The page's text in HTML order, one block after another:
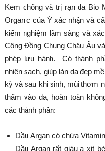
Kem chống và trị rạn da Bio
Organic của Ý xác nhận và
kiểm nghiệm lâm sàng và
Cộng Đồng Chung Châu Âu
phép lưu hành. Có thành
nhiên sạch, giúp làn da đẹp
kỳ và sau khi sinh, mùi thơm
thấm vào da, hoàn toàn
các thành phần:
Dầu Argan có chứa
Dầu Argan rất giàu a xit